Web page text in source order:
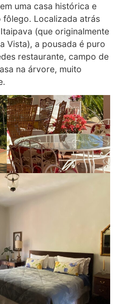
uma casa histórica e
Localizada atrás
(que originalmente
Vista), a pousada é puro
restaurante, campo de
na árvore, muito